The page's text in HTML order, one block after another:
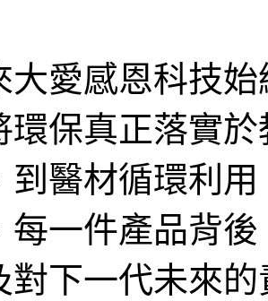
大愛感恩科技
環保真正落實
到醫材循環利
每一件產品背
對下一代未來的